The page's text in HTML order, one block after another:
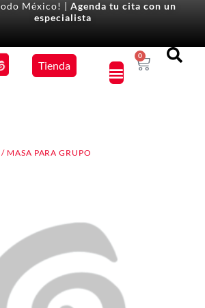
México! | Agenda tu cita con un
especialista
Tienda
0
/ MASA PARA GRUPO